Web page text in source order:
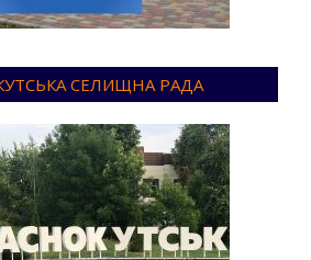
СЕЛИЩНА РАДА